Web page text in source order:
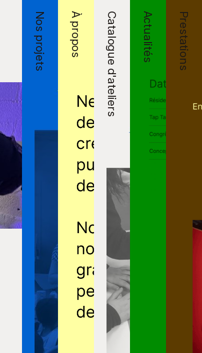
Nos projets À propos Catalogue d'ateliers Actualités Prestations